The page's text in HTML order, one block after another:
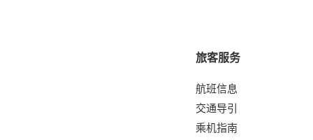
旅客服务
航班信息
交通导引
乘机指南